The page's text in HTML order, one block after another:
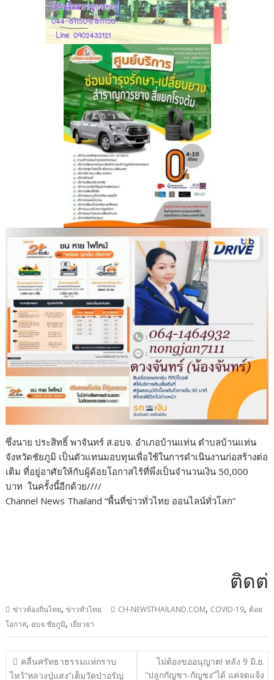
ซึ่งนาย ประสิทธิ์ พาจันทร์ ส.อบจ. อำเภอบ้านแท่น ตำบลบ้านแท่น
จังหวัดชัยภูมิ เป็นตัวแทนมอบทุนเพื่อใช้ในการดำเนินงานก่อสร้างต่อ
เติม ที่อยู่อาศัยให้กับผู้ด้อยโอกาสไร้ที่พึ่งเป็นจำนวนเงิน 50,000
บาท ในครั้งนี้อีกด้วย////
Channel News Thailand “พื้นที่ข่าวทั่วไทย ออนไลน์ทั่วโลก”
ติดต่อโฆ
ข่าวท้องถิ่นไทย,ข่าวทั่วไทย CH-NEWSTHAILAND.COM, COVID-19, ด้อย
โอกาส, อบจ.ชัยภูมิ, เยียวยา
แนะแนว
เรื่อง
คลื่นศรัทธาธรรมแห่กราบ
ไหว้”หลวงปู่แสง”เต็มวัดป่าอรัญ
ไม่ต้องขออนุญาต! หลัง 9 มิ.ย.
“ปลูกกัญชา-กัญชง”ได้ แค่จดแจ้ง